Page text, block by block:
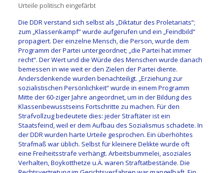
Urteile politisch eingefärbt
Die DDR verstand sich selbst als „Diktatur des Proletariats“;
zum „Klassenkampf“ wurde aufgerufen und ein „Feindbild“
propagiert. Der einzelne Mensch, die Person, wurde dem
Programm der Partei untergeordnet; „die Partei hat immer
recht“. Der Wert und die Würde des Menschen wurde danach
bemessen in wie weit er den Zielen der Partei diente.
Andersdenkende wurden benachteiligt. „Erziehung zur
sozialistischen Persönlichkeit“ wurde in einem Programm
Mitte der 60-ziger Jahre angeordnet, um in der Bildung des
Klassenbewusstseins Fortschritte zu machen. Für den
Strafvollzug bedeutete dies: jeder Straftäter ist ein
Staatsfeind, weil er dem Aufbau des Sozialismus schadete. In
der DDR wurden harte Urteile gesprochen. Ein überhöhtes
Strafmaß war üblich. Selbst für kleinere Delikte wurde oft
eine Freiheitsstrafe verhängt. Arbeitsbummelei, asoziales
Verhalten, Boykotthetze u.Ä. waren Straftatbestände. Die